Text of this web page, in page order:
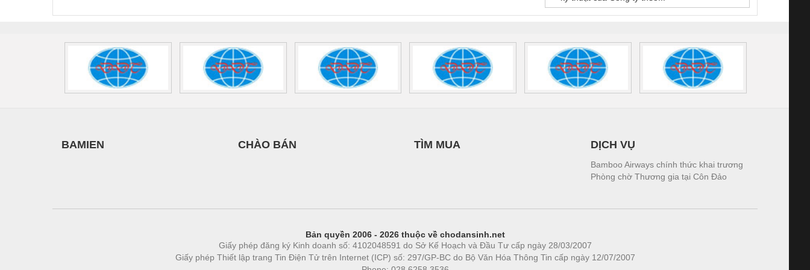
Vật liệu xây dựng
Xe hơi - Phụ tùng
Xe máy - Phụ tùng
BAMIEN CHÀO BÁN TÌM MUA DỊCH VỤ
Bamboo Airways chính thức khai trương
Phòng chờ Thương gia tại Côn Đảo
Bản quyền 2006 - 2026 thuộc về chodansinh.net
Giấy phép đăng ký Kinh doanh số: 4102048591 do Sở Kế Hoạch và Đầu Tư cấp ngày 28/03/2007
Giấy phép Thiết lập trang Tin Điện Tử trên Internet (ICP) số: 297/GP-BC do Bộ Văn Hóa Thông Tin cấp ngày 12/07/2007